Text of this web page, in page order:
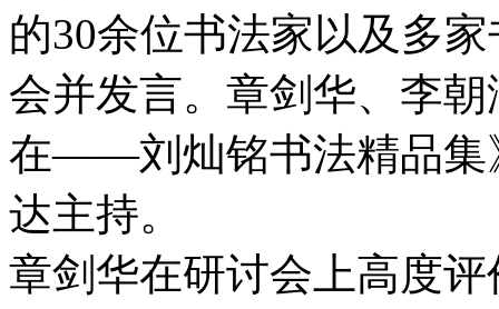
的30余位书法家以及多
会并发言。章剑华、李
在——刘灿铭书法精品集
达主持。
章剑华在研讨会上高度